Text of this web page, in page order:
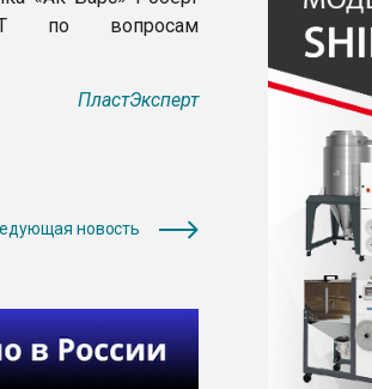
по вопросам
ПластЭксперт
новость